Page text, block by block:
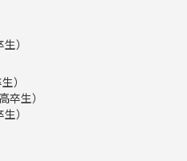
）
）
生）
）